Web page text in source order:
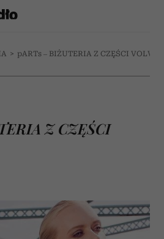
> pARTs – BIŻUTERIA Z CZĘŚCI VOLVO
Z CZĘŚCI